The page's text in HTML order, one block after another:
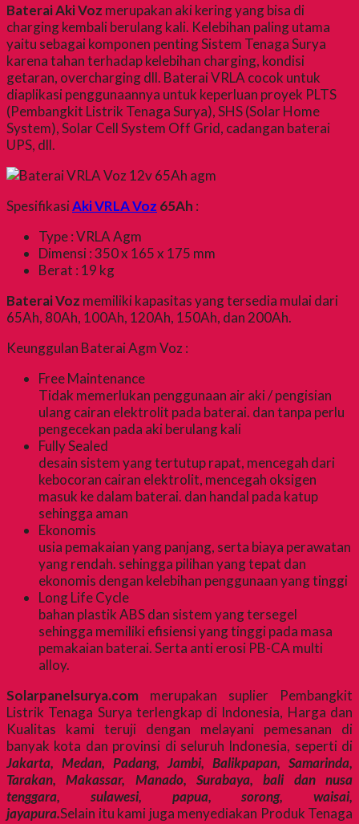
Baterai Aki Voz merupakan aki kering yang bisa di
charging kembali berulang kali. Kelebihan paling utama
yaitu sebagai komponen penting Sistem Tenaga Surya
karena tahan terhadap kelebihan charging, kondisi
getaran, overcharging dll. Baterai VRLA cocok untuk
diaplikasi penggunaannya untuk keperluan proyek PLTS
(Pembangkit Listrik Tenaga Surya), SHS (Solar Home
System), Solar Cell System Off Grid, cadangan baterai
UPS, dll.
SpesifikasiAki VRLA Voz 65Ah :
Type : VRLA Agm
Dimensi : 350 x 165 x 175 mm
Berat : 19 kg
Baterai Voz memiliki kapasitas yang tersedia mulai dari
65Ah, 80Ah, 100Ah, 120Ah, 150Ah, dan 200Ah.
Keunggulan Baterai Agm Voz :
Free Maintenance
Tidak memerlukan penggunaan air aki / pengisian
ulang cairan elektrolit pada baterai. dan tanpa perlu
pengecekan pada aki berulang kali
Fully Sealed
desain sistem yang tertutup rapat, mencegah dari
kebocoran cairan elektrolit, mencegah oksigen
masuk ke dalam baterai. dan handal pada katup
sehingga aman
Ekonomis
usia pemakaian yang panjang, serta biaya perawatan
yang rendah. sehingga pilihan yang tepat dan
ekonomis dengan kelebihan penggunaan yang tinggi
Long Life Cycle
bahan plastik ABS dan sistem yang tersegel
sehingga memiliki efisiensi yang tinggi pada masa
pemakaian baterai. Serta anti erosi PB-CA multi
alloy.
Solarpanelsurya.com merupakan suplier Pembangkit
Listrik Tenaga Surya terlengkap di Indonesia, Harga dan
Kualitas kami teruji dengan melayani pemesanan di
banyak kota dan provinsi di seluruh Indonesia, seperti di
Jakarta, Medan, Padang, Jambi, Balikpapan, Samarinda,
Tarakan, Makassar, Manado, Surabaya, bali dan nusa
tenggara, sulawesi, papua, sorong, waisai,
jayapura.Selain itu kami juga menyediakan Produk Tenaga